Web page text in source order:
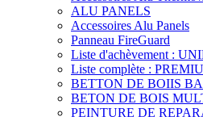
ALU PANELS
Accessoires Alu Panels
Panneau FireGuard
Liste d'achèvement :
Liste complète :
BETTON DE BOIIS
BETON DE BOIS
PEINTURE DE